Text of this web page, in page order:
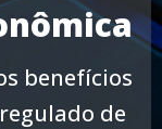
benefícios
de